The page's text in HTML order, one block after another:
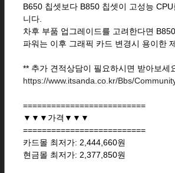
B650 칩셋보다 B850 칩셋이 고성능
니다.
차후 부품 업그레이드를 고려한다면
파워는 이후 그래픽 카드 변경시 용이한
** 추가 견적상담이 필요하시면 받아보세
https://www.itsanda.co.kr/Bbs/
==========================
▼▼▼가격▼▼▼
==========================
카드몰 최저가: 2,444,660원
현금몰 최저가: 2,377,850원